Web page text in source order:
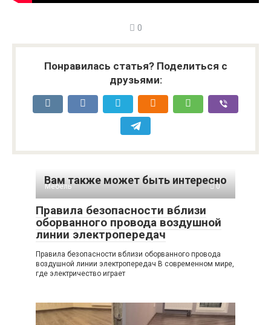
0
Понравилась статья? Поделиться с
друзьями:
Вам также может быть интересно
Мебель 0
Правила безопасности вблизи
оборванного провода воздушной
линии электропередач
Правила безопасности вблизи оборванного провода
воздушной линии электропередач В современном мире,
где электричество играет